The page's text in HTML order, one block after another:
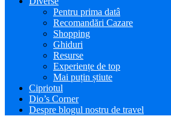
Pentru prima datâ
Recomandări Cazare
Shopping
Ghiduri
Resurse
Experiențe de top
Mai puțin știute
Cipriotul
Dio’s Corner
Despre blogul nostru de travel